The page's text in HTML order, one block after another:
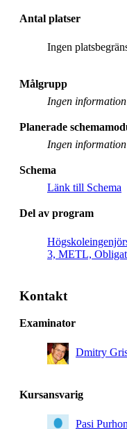
Antal platser
Ingen
Målgrupp
Ingen
Planerade
Ingen
Schema
Länk till Schema
Del av program
3, METL,
Kontakt
Examinator
Dmitry
Kursansvarig
Pasi